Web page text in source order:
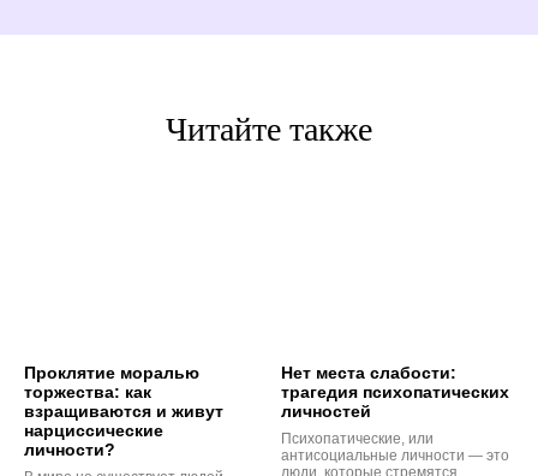
Читайте также
Проклятие моралью
торжества: как
взращиваются и живут
нарциссические
личности?
Нет места слабости:
трагедия психопатических
личностей
Психопатические, или
антисоциальные личности — это
люди, которые стремятся